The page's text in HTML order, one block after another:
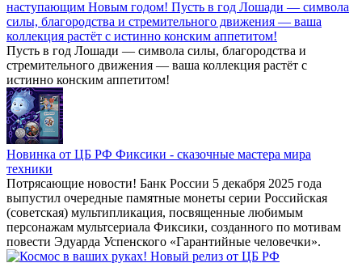
наступающим Новым годом! Пусть в год Лошади — символа
силы, благородства и стремительного движения — ваша
коллекция растёт с истинно конским аппетитом!
Пусть в год Лошади — символа силы, благородства и
стремительного движения — ваша коллекция растёт с
истинно конским аппетитом!
Новинка от ЦБ РФ Фиксики - сказочные мастера мира
техники
Потрясающие новости! Банк России 5 декабря 2025 года
выпустил очередные памятные монеты серии Российская
(советская) мультипликация, посвященные любимым
персонажам мультсериала Фиксики, созданного по мотивам
повести Эдуарда Успенского «Гарантийные человечки».